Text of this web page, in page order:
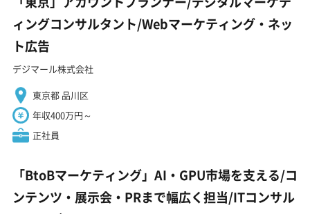
ィングコンサルタント/Webマーケティング・ネッ
ト広告
デジマール株式会社
東京都 品川区
年収400万円～
正社員
「BtoBマーケティング」AI・GPU市場を支える/コ
ンテンツ・展示会・PRまで幅広く担当/ITコンサル